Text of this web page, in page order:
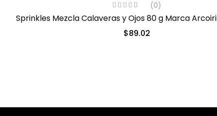
(0)
Sprinkles Mezcla Calaveras y Ojos 80 g Marca
$89.02